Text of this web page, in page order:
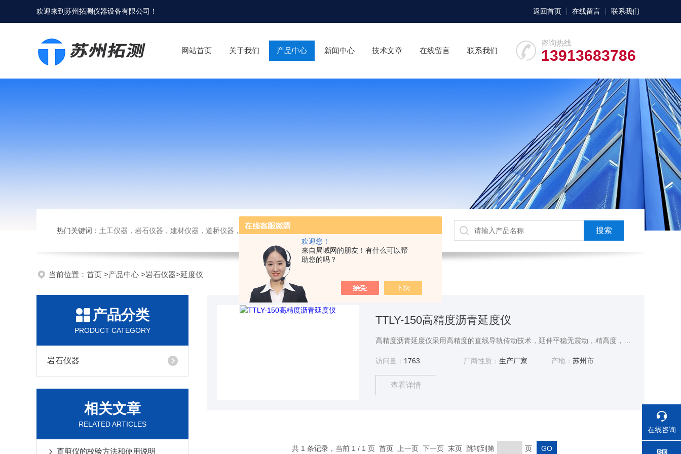
欢迎您！
来自局域网的朋友！有什么可以帮
助您的吗？
欢迎来到苏州拓测仪器设备有限公司 ！ 返回首页 在线留言 联系我们
咨询热线
13913683786
网站首页 关于我们 产品中心 新闻中心 技术文章 在线留言 联系我们
热门关键词： 土工仪器，岩石仪器，建材仪器，道桥仪器，检测仪器，检测仪器，物探仪器，勘察仪器，试验机试验箱，整体方案
当前位置： 首页 >产品中心 >岩石仪器>延度仪
产品分类
PRODUCT CATEGORY
岩石仪器
相关文章
RELATED ARTICLES
直剪仪的校验方法和使用说明
TTLY-150高精度沥青延度仪
访问量： 1763 厂商性质： 生产厂家 产地：苏州市
查看详情
共 1 条记录，当前 1 / 1 页 首页 上一页 下一页 末页 跳转到第 页
在线咨询